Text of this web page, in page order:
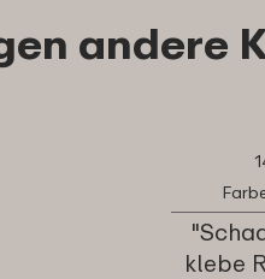
andere
klebe